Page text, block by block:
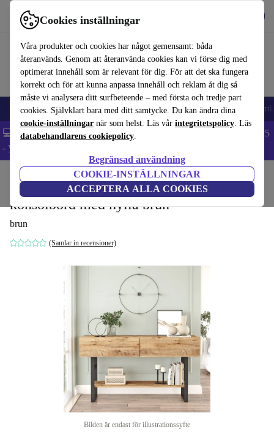
Cookies inställningar
Våra produkter och cookies har något gemensamt: båda
återanvänds. Genom att återanvända cookies kan vi förse dig med
optimerat innehåll som är relevant för dig. För att det ska fungera
korrekt och för att kunna anpassa innehåll och reklam åt dig så
måste vi analysera ditt surfbeteende – med första och tredje part
cookies. Självklart bara med ditt samtycke. Du kan ändra dina
cookie-inställningar när som helst. Läs vår integritetspolicy. Läs
databehandlarens cookiepolicy.
Begränsad användning
COOKIE-INSTÄLLNINGAR
ACCEPTERA ALLA COOKIES
Använd refurbed snabbt och enkelt
🎒 Back to school Mobiltelefoner Bärbara datorer Surfplattor
💻 Extra 5% rabatt på alla MacBooks och laptops - Code: LAPTOP5
- Villkor
Hushåll Möbler
konsolbord med hylla brun
brun
(Samlar in recensioner)
Bilden är endast för illustrationssyfte